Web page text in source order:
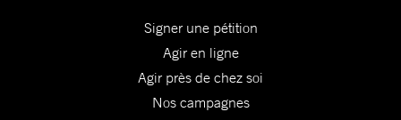
Signer une pétition
Agir en ligne
Agir près de chez soi
Nos campagnes